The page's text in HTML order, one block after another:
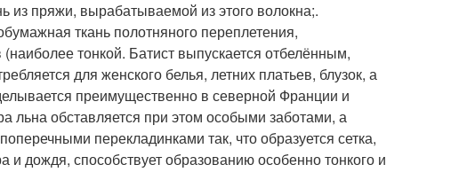
пряжи, вырабатываемой из этого волокна;.
ткань полотняного переплетения,
тонкой. Батист выпускается отбелённым,
для женского белья, летних платьев, блузок, а
преимущественно в северной Франции и
льна обставляется при этом особыми заботами, а
перекладинками так, что образуется сетка,
и дождя, способствует образованию особенно тонкого и